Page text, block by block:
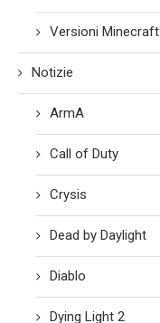
Versioni Minecraft
Notizie
ArmA
Call of Duty
Crysis
Dead by Daylight
Diablo
Dying Light 2